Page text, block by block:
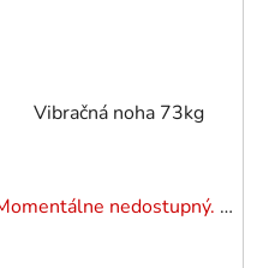
Vibračná noha 73kg
Momentálne nedostupný. Pozrite si naše varianty.